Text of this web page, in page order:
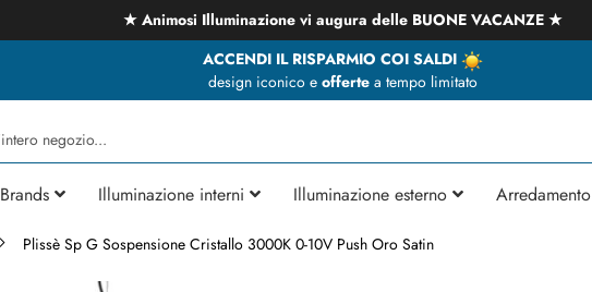
★ Animosi Illuminazione vi augura delle BUONE VACANZE ★
ACCENDI IL RISPARMIO COI SALDI
design iconico e offertea tempo limitato
Brands Illuminazione interni Illuminazione esterno Arredamento
Plissè Sp G Sospensione Cristallo 3000K 0-10V Push Oro Satin